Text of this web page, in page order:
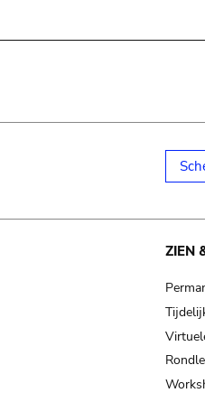
ZIEN